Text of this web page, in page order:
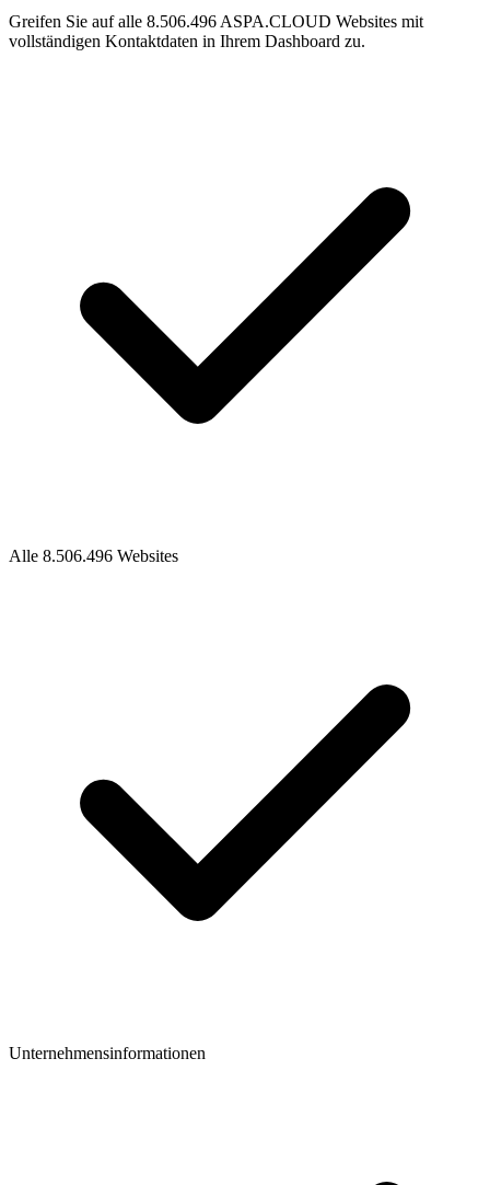
Greifen Sie auf alle 8.506.496 ASPA.CLOUD Websites mit
vollständigen Kontaktdaten in Ihrem Dashboard zu.
Alle 8.506.496 Websites
Unternehmensinformationen